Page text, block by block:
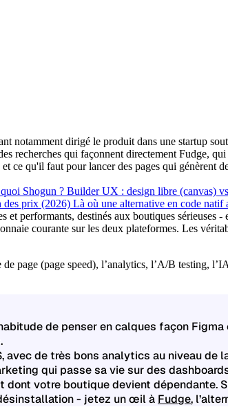
notamment dirigé le produit dans une startup
recherches qui façonnent directement Fudge,
qu'il faut pour lancer des pages qui génèrent
quoi Shogun ? Builder UX : design libre (canvas)
des prix (2026) Là où une alternative en code natif
performants, destinés aux boutiques sérieuses
courante sur les deux plateformes. Les
page (page speed), l’analytics, l’A/B testing,
de penser en calques façon
avec de très bons analytics au niveau de
qui passe sa vie sur des
votre boutique devient dépendante.
- jetez un œil à Fudge,